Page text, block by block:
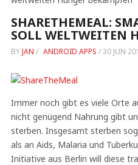
SHARETHEMEAL:
SOLL WELTWEITEN
BYJAN / ANDROID APPS /30 JUN
Immer noch gibt es viele Orte
nicht genügend Nahrung gibt
sterben. Insgesamt sterben
als an Aids, Malaria und
Initiative aus Berlin will diese